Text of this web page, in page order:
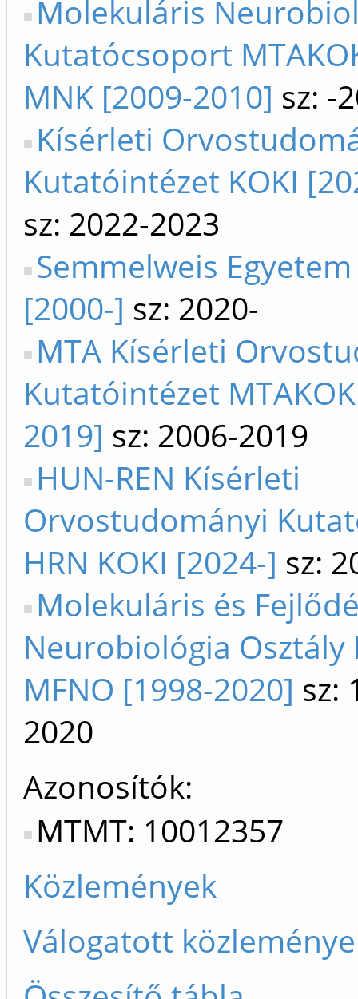
Molekuláris
Kutatócsoport
MNK [2009-2010] sz: -
Kísérleti
Kutatóintézet KOKI
sz: 2022-2023
Semmelweis Egyetem
[2000-] sz: 2020-
MTA Kísérleti
Kutatóintézet
2019] sz: 2006-2019
HUN-REN Kísérleti
Orvostudományi
HRN KOKI [2024-] sz:
Molekuláris és
Neurobiológia Osztály
MFNO [1998-2020] sz:
2020
Azonosítók
MTMT: 10012357
Közlemények
Válogatott